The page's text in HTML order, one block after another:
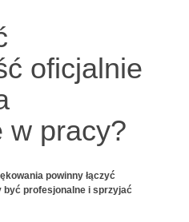
oficjalnie
w pracy?
powinny łączyć
profesjonalne i sprzyjać